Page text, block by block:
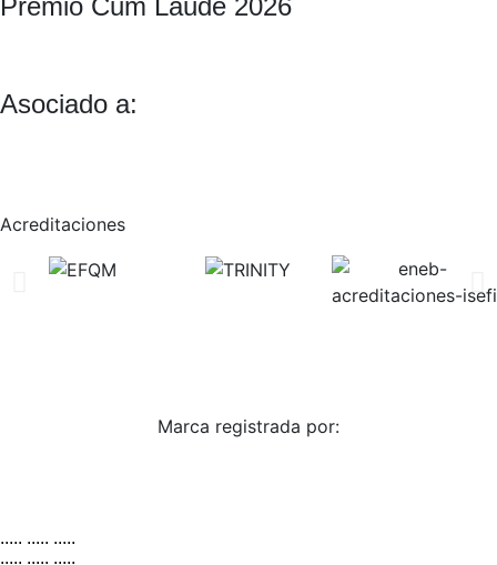
Asociado a:
Acreditaciones
Marca registrada por:
..... ..... .....
..... ..... .....